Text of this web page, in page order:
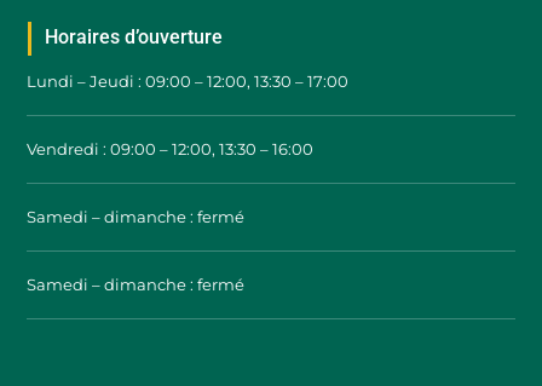
Horaires d’ouverture
Lundi – Jeudi : 09:00 – 12:00, 13:30 – 17:00
Vendredi : 09:00 – 12:00, 13:30 – 16:00
Samedi – dimanche : fermé
Samedi – dimanche : fermé